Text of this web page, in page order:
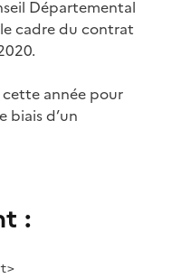
Départemental
cadre du contrat
année pour
biais d’un
: